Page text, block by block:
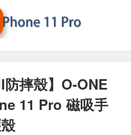
防摔殼】O-ONE
11 Pro 磁吸手